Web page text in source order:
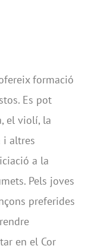
formació
Es pot
el violí, la
i altres
a la
Pels joves
preferides
en el Cor